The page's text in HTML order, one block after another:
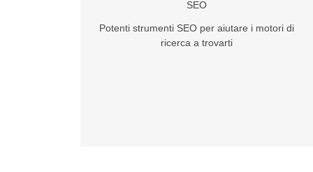
SEO
Potenti strumenti SEO per aiutare i motori di
ricerca a trovarti